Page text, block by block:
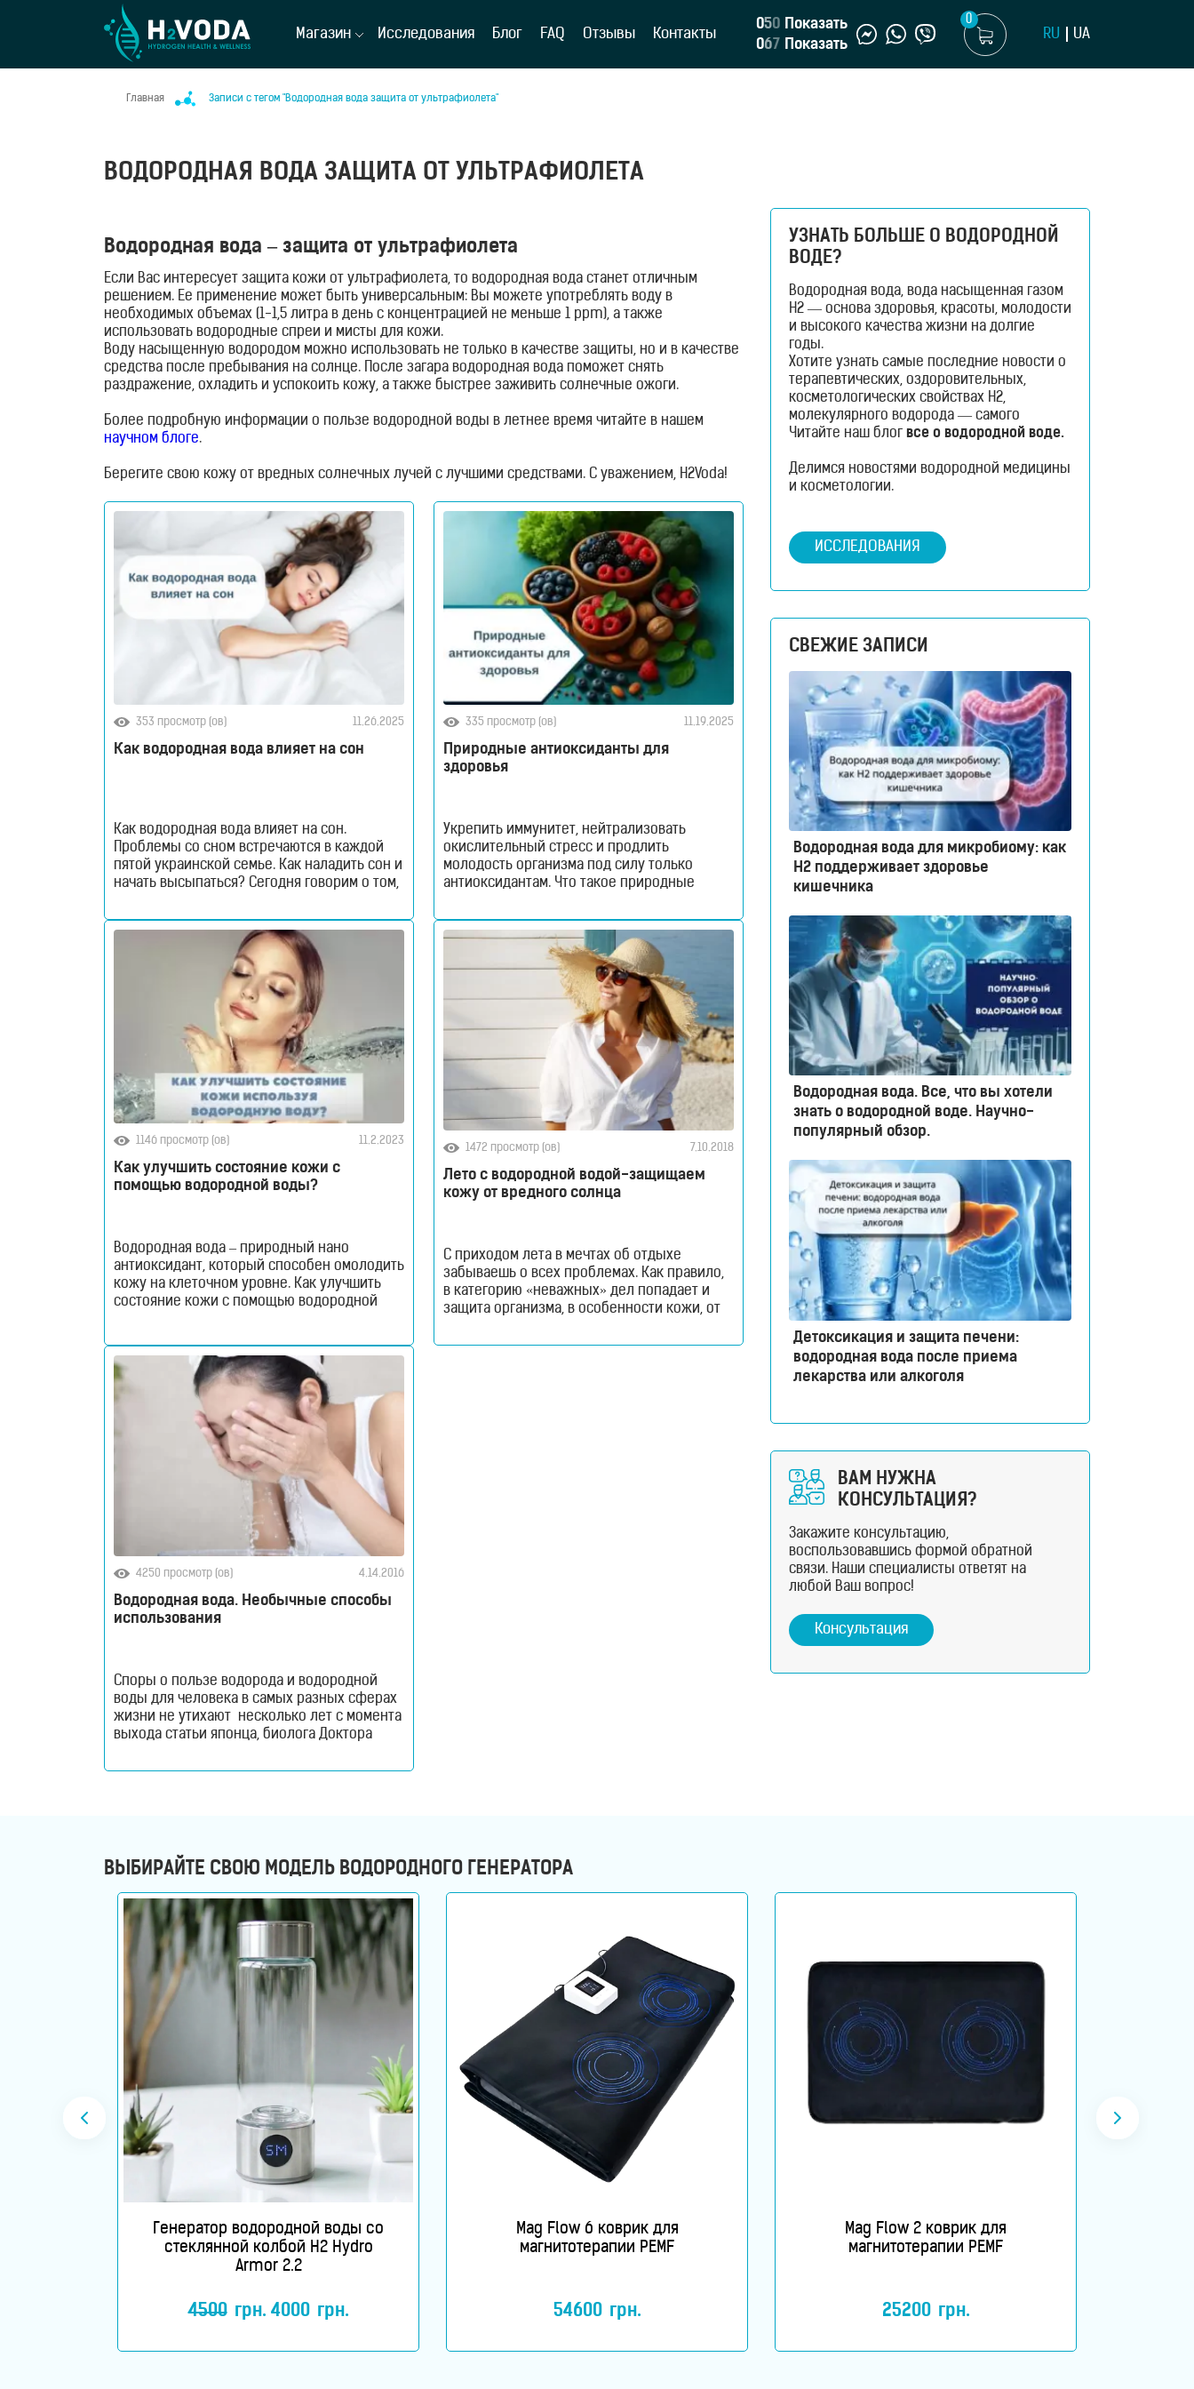
Генераторы
водородной
Стационарные
генераторы
Водородные
кувшины
Водородные
бутылки
Водородные
ингаляторы
Водородные
Кислородные
концентраторы
продукты
приборы
Фотоэпиляторы
Очистители
Измерительные
здоровья
Приборы
Исследования
Магазин Исследования Блог FAQ Отзывы Контакты
050
Показать
067 Показать
0
RU UA
Главная Записи с тегом "Водородная вода защита от ультрафиолета"
ВОДОРОДНАЯ ВОДА ЗАЩИТА ОТ УЛЬТРАФИОЛЕТА
Водородная вода – защита от ультрафиолета
Если Вас интересует защита кожи от ультрафиолета, то водородная вода станет отличным
решением. Ее применение может быть универсальным: Вы можете употреблять воду в
необходимых объемах (1-1,5 литра в день с концентрацией не меньше 1 ppm), а также
использовать водородные спреи и мисты для кожи.
Воду насыщенную водородом можно использовать не только в качестве защиты, но и в качестве
средства после пребывания на солнце. После загара водородная вода поможет снять
раздражение, охладить и успокоить кожу, а также быстрее заживить солнечные ожоги.
Более подробную информации о пользе водородной воды в летнее время читайте в нашем
научном блоге.
Берегите свою кожу от вредных солнечных лучей с лучшими средствами. С уважением, H2Voda!
353 просмотр (ов) 11.26.2025
Как водородная вода влияет на сон
Как водородная вода влияет на сон.
Проблемы со сном встречаются в каждой
пятой украинской семье. Как наладить сон и
начать высыпаться? Сегодня говорим о том,
водородная вода влияет на сон?
Бессонница в наши дни, к сожалению,
явление довольно распространенное. По
статистике, более 20% украинцев имеют
проблемы со сном
335 просмотр (ов) 11.19.2025
Природные антиоксиданты для
здоровья
Укрепить иммунитет, нейтрализовать
окислительный стресс и продлить
молодость организма под силу только
антиоксидантам. Что такое природные
важно ввести в свой рацион? Об
антиоксидантах написано и снято многое.
Некоторые считают их эффективным
инструментом маркетинга, другие же
хаотично наполняют свой холодильник
зеленью, а полочки БАДами. Все ради того,
чтобы ощутить на
1146 просмотр (ов) 11.2.2023
Как улучшить состояние кожи с
помощью водородной воды?
Водородная вода – природный нано
антиоксидант, который способен омолодить
кожу на клеточном уровне. Как улучшить
состояние кожи с помощью водородной
в уходе за кожей нейтрализует действие
свободных радикалов, останавливает
дегенеративные процессы в тканях, а также
борется с окислительным стрессом.
Простыми словами, молекулярный водород
продлевает молодость кожи
1472 просмотр (ов) 7.10.2018
Лето с водородной водой-защищаем
кожу от вредного солнца
С приходом лета в мечтах об отдыхе
забываешь о всех проблемах. Как правило,
в категорию «неважных» дел попадает и
защита организма, в особенности кожи, от
особенно агрессивным. Долгое пребывание
4250 просмотр (ов) 4.14.2016
Водородная вода. Необычные способы
использования
Споры о пользе водорода и водородной
воды для человека в самых разных сферах
жизни не утихают несколько лет с момента
выхода статьи японца, биолога Доктора
после открытия его уникальных
УЗНАТЬ БОЛЬШЕ О ВОДОРОДНОЙ
ВОДЕ?
Водородная вода, вода насыщенная газом
H2 — основа здоровья, красоты, молодости
и высокого качества жизни на долгие
годы.
Хотите узнать самые последние новости о
терапевтических, оздоровительных,
косметологических свойствах H2,
молекулярного водорода — самого
распространенного вещества во всей
Читайте наш блог все о водородной воде.
Делимся новостями водородной медицины
и косметологии.
ИССЛЕДОВАНИЯ
СВЕЖИЕ ЗАПИСИ
Водородная вода для микробиому: как
H2 поддерживает здоровье
кишечника
Водородная вода. Все, что вы хотели
знать о водородной воде. Научно-
популярный обзор.
Детоксикация и защита печени:
водородная вода после приема
лекарства или алкоголя
ВАМ НУЖНА
КОНСУЛЬТАЦИЯ?
Закажите консультацию,
воспользовавшись формой обратной
связи. Наши специалисты ответят на
любой Ваш вопрос!
Консультация
ВЫБИРАЙТЕ СВОЮ МОДЕЛЬ ВОДОРОДНОГО ГЕНЕРАТОРА
Генератор водородной воды со
стеклянной колбой H2 Hydro
Armor 2.2
4500 грн. 4000 грн.
Mag Flow 6 коврик для
магнитотерапии PEMF
54600 грн.
Mag Flow 2 коврик для
магнитотерапии PEMF
25200 грн.